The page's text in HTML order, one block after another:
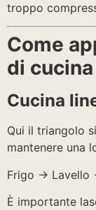
troppo
Come
di cucina
Cucina
Qui il triangolo
mantenere una
Frigo → Lavello
È importante